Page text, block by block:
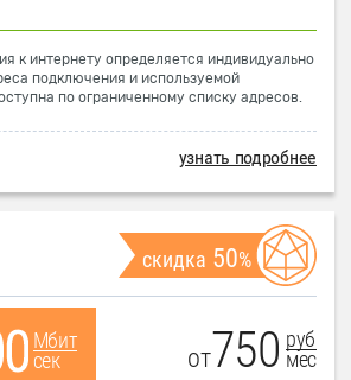
к интернету определяется индивидуально
подключения и используемой
по ограниченному списку адресов.
узнать подробнее
скидка 50%
Мбит
сек
от750 руб
мес